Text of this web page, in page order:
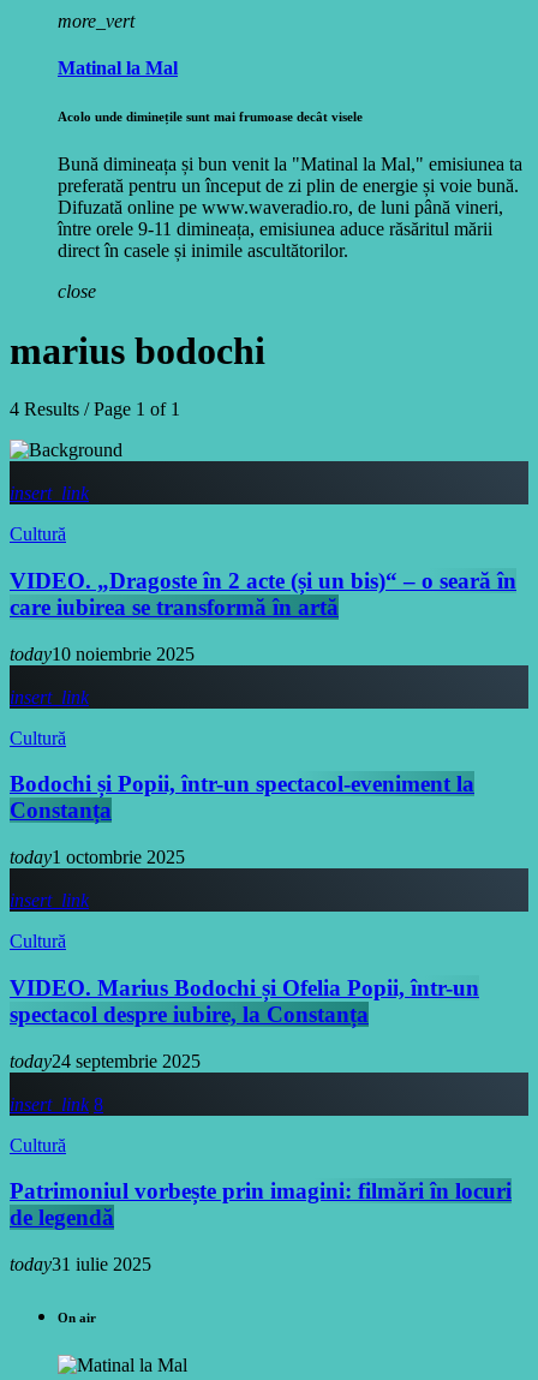
more_vert
Matinal la Mal
Acolo unde diminețile sunt mai frumoase decât visele
Bună dimineața și bun venit la "Matinal la Mal," emisiunea ta
preferată pentru un început de zi plin de energie și voie bună.
Difuzată online pe www.waveradio.ro, de luni până vineri,
între orele 9-11 dimineața, emisiunea aduce răsăritul mării
direct în casele și inimile ascultătorilor.
close
marius bodochi
4 Results / Page 1 of 1
insert_link
Cultură
VIDEO. „Dragoste în 2 acte (și un bis)“ – o seară în
care iubirea se transformă în artă
today10 noiembrie 2025
insert_link
Cultură
Bodochi și Popii, într-un spectacol-eveniment la
Constanța
today1 octombrie 2025
insert_link
Cultură
VIDEO. Marius Bodochi și Ofelia Popii, într-un
spectacol despre iubire, la Constanța
today24 septembrie 2025
insert_link 8
Cultură
Patrimoniul vorbește prin imagini: filmări în locuri
de legendă
today31 iulie 2025
On air